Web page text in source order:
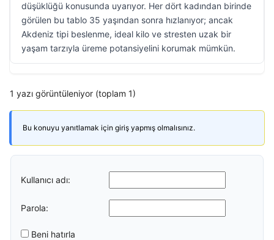
düşüklüğü konusunda uyarıyor. Her dört kadından birinde
görülen bu tablo 35 yaşından sonra hızlanıyor; ancak
Akdeniz tipi beslenme, ideal kilo ve stresten uzak bir
yaşam tarzıyla üreme potansiyelini korumak mümkün.
1 yazı görüntüleniyor (toplam 1)
Bu konuyu yanıtlamak için giriş yapmış olmalısınız.
Kullanıcı adı:
Parola:
Beni hatırla